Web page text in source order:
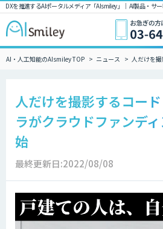
DXを推進するAIポータルメディア「AIsmiley」｜ AI製品・サ
AI・人工知能のAIsmiley TOP ニュース 人だけを
人だけを撮影するコー
ラがクラウドファンデ
始
最終更新日:2022/08/08